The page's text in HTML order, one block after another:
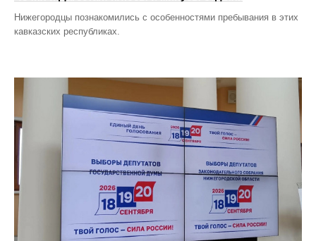
Нижегородцы познакомились с особенностями пребывания в этих
кавказских республиках.